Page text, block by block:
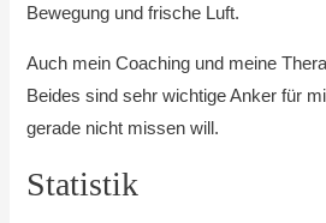
Bewegung und frische Luft.
Auch mein Coaching und meine
Beides sind sehr wichtige Anker für
gerade nicht missen will.
Statistik